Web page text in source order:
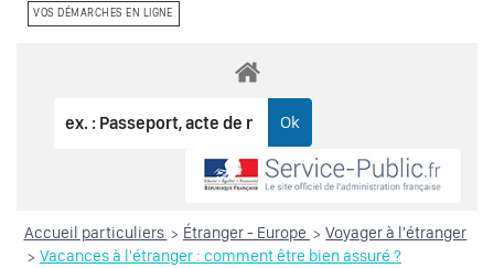
VOS DÉMARCHES EN LIGNE
Accueil particuliers > Étranger - Europe > Voyager à l'étranger
> Vacances à l'étranger : comment être bien assuré ?